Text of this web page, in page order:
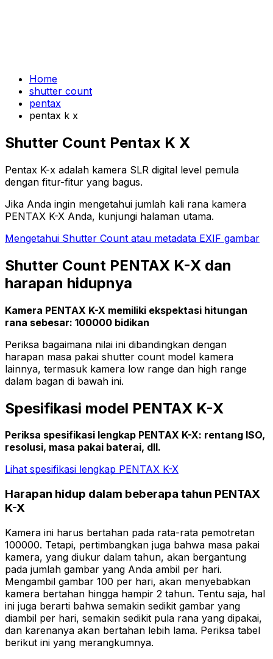
Home
shutter count
pentax
pentax k x
Shutter Count Pentax K X
Pentax K-x adalah kamera SLR digital level pemula
dengan fitur-fitur yang bagus.
Jika Anda ingin mengetahui jumlah kali rana kamera
PENTAX K-X Anda, kunjungi halaman utama.
Mengetahui Shutter Count atau metadata EXIF gambar
Shutter Count PENTAX K-X dan
harapan hidupnya
Kamera PENTAX K-X memiliki ekspektasi hitungan
rana sebesar: 100000 bidikan
Periksa bagaimana nilai ini dibandingkan dengan
harapan masa pakai shutter count model kamera
lainnya, termasuk kamera low range dan high range
dalam bagan di bawah ini.
Spesifikasi model PENTAX K-X
Periksa spesifikasi lengkap PENTAX K-X: rentang ISO,
resolusi, masa pakai baterai, dll.
Lihat spesifikasi lengkap PENTAX K-X
Harapan hidup dalam beberapa tahun PENTAX
K-X
Kamera ini harus bertahan pada rata-rata pemotretan
100000. Tetapi, pertimbangkan juga bahwa masa pakai
kamera, yang diukur dalam tahun, akan bergantung
pada jumlah gambar yang Anda ambil per hari.
Mengambil gambar 100 per hari, akan menyebabkan
kamera bertahan hingga hampir 2 tahun. Tentu saja, hal
ini juga berarti bahwa semakin sedikit gambar yang
diambil per hari, semakin sedikit pula rana yang dipakai,
dan karenanya akan bertahan lebih lama. Periksa tabel
berikut ini yang merangkumnya.